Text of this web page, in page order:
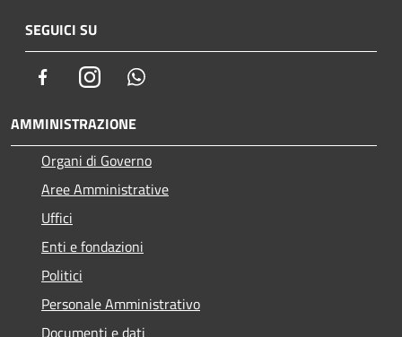
SEGUICI SU
FacebookInstagram
AMMINISTRAZIONE
Organi di Governo
Aree Amministrative
Uffici
Enti e fondazioni
Politici
Personale Amministrativo
Documenti e dati